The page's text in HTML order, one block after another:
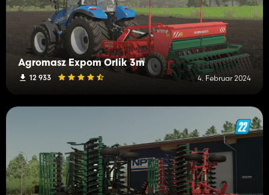
Agromasz Expom Orlik 3m
12 933 4. Februar 2024